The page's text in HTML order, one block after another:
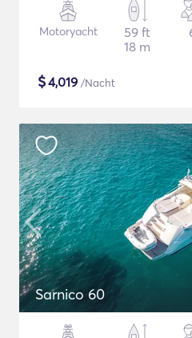
Motoryacht
59 ft
18 m
$4,019 /Nacht
Sarnico 60